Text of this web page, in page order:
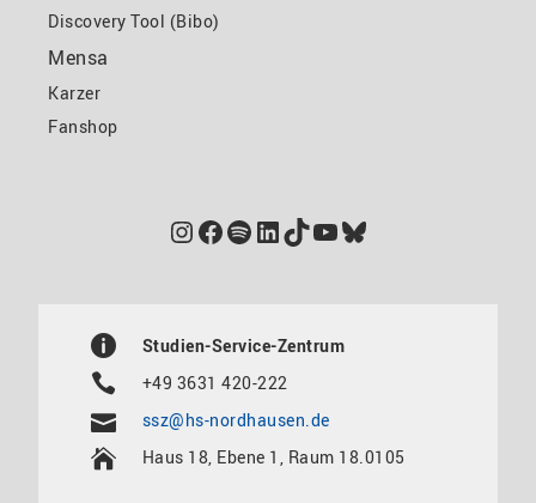
Discovery Tool (Bibo)
Mensa
Karzer
Fanshop
Instagram
Facebook
Spotify
LinkedIn
TikTok
YouTube
Bluesky
Studien-Service-Zentrum
+49 3631 420-222
ssz@hs-nordhausen.de
Haus 18, Ebene 1, Raum 18.0105